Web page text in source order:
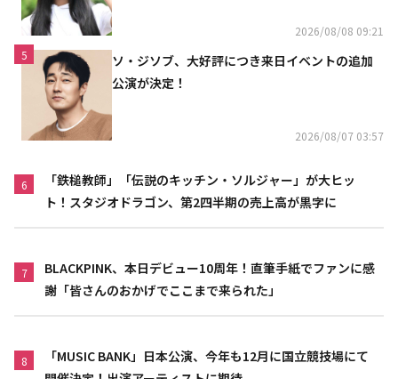
2026/08/08 09:21
5
ソ・ジソブ、大好評につき来日イベントの追加
公演が決定！
2026/08/07 03:57
6
「鉄槌教師」「伝説のキッチン・ソルジャー」が大ヒッ
ト！スタジオドラゴン、第2四半期の売上高が黒字に
7
BLACKPINK、本日デビュー10周年！直筆手紙でファンに感
謝「皆さんのおかげでここまで来られた」
8
「MUSIC BANK」日本公演、今年も12月に国立競技場にて